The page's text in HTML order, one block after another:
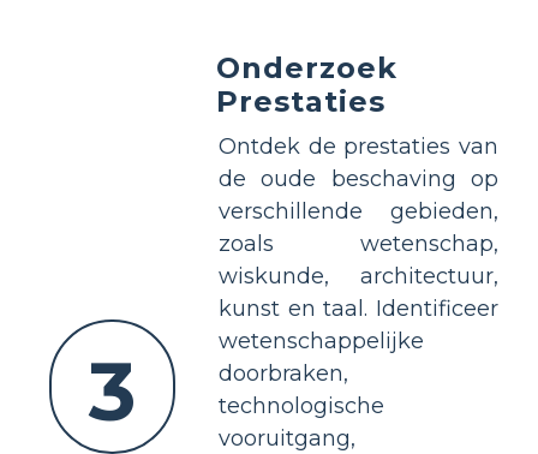
3
Onderzoek
Prestaties
Ontdek de prestaties van
de oude beschaving op
verschillende gebieden,
zoals wetenschap,
wiskunde, architectuur,
kunst en taal. Identificeer
wetenschappelijke
doorbraken,
technologische
vooruitgang,